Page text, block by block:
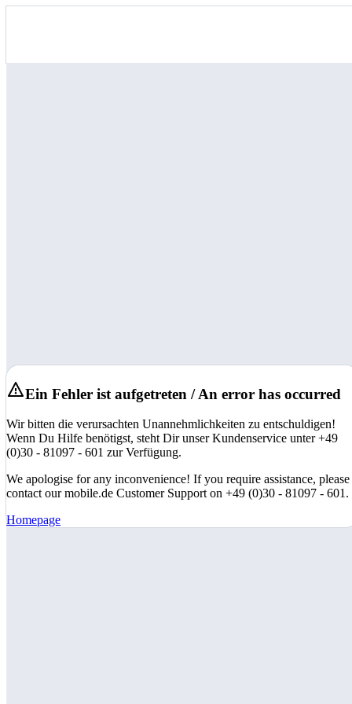
Ein Fehler ist aufgetreten / An error has occurred
Wir bitten die verursachten Unannehmlichkeiten zu entschuldigen!
Wenn Du Hilfe benötigst, steht Dir unser Kundenservice unter +49
(0)30 - 81097 - 601 zur Verfügung.
We apologise for any inconvenience! If you require assistance, please
contact our mobile.de Customer Support on +49 (0)30 - 81097 - 601.
Homepage